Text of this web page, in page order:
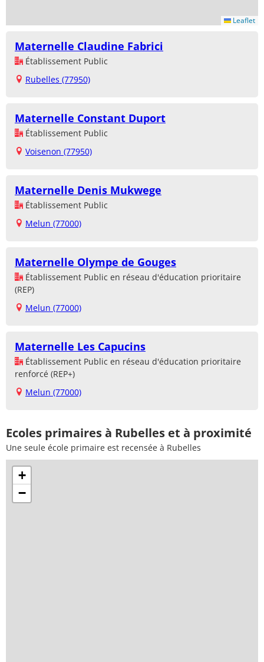
Leaflet
Maternelle Claudine Fabrici
Établissement Public
Rubelles (77950)
Maternelle Constant Duport
Établissement Public
Voisenon (77950)
Maternelle Denis Mukwege
Établissement Public
Melun (77000)
Maternelle Olympe de Gouges
Établissement Public en réseau d'éducation prioritaire
(REP)
Melun (77000)
Maternelle Les Capucins
Établissement Public en réseau d'éducation prioritaire
renforcé (REP+)
Melun (77000)
Ecoles primaires à Rubelles et à proximité
Une seule école primaire est recensée à Rubelles
+
−